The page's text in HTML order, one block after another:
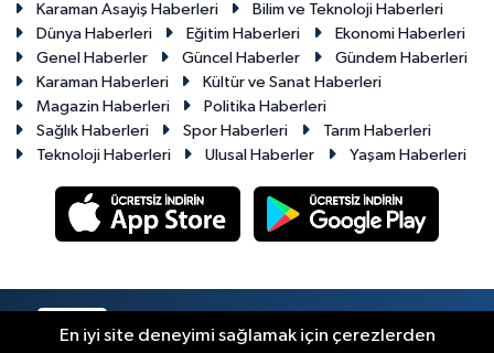
Karaman Asayiş Haberleri
Bilim ve Teknoloji Haberleri
Dünya Haberleri
Eğitim Haberleri
Ekonomi Haberleri
Genel Haberler
Güncel Haberler
Gündem Haberleri
Karaman Haberleri
Kültür ve Sanat Haberleri
Magazin Haberleri
Politika Haberleri
Sağlık Haberleri
Spor Haberleri
Tarım Haberleri
Teknoloji Haberleri
Ulusal Haberler Yaşam Haberleri
En iyi site deneyimi sağlamak için çerezlerden